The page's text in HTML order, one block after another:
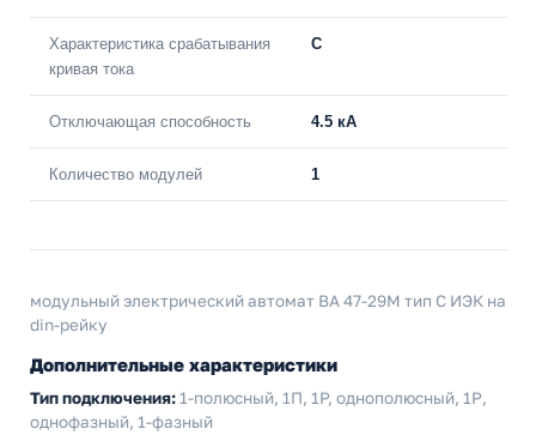
Характеристика срабатывания
кривая тока
C
Отключающая способность 4.5 кА
Количество модулей 1
модульный электрический автомат ВА 47-29М тип С ИЭК на
din-рейку
Дополнительные характеристики
Тип подключения:1-полюсный, 1П, 1P, однополюсный, 1Р,
однофазный, 1-фазный